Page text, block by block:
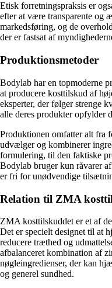
Etisk forretningspraksis er
efter at være transparente og
markedsføring, og de
der er fastsat af
Produktionsmetoder
Bodylab har en topmoderne
at producere kosttilskud af
eksperter, der følger strenge
alle deres produkter opfylder
Produktionen omfatter alt fra
udvælger og kombinerer
formulering, til den faktiske
Bodylab bruger kun råvarer
er fri for unødvendige
Relation til ZMA
ZMA kosttilskuddet er et af
Det er specielt designet til at
reducere træthed og
afbalanceret kombination af
nøgleingredienser, der kan
og generel sundhed.